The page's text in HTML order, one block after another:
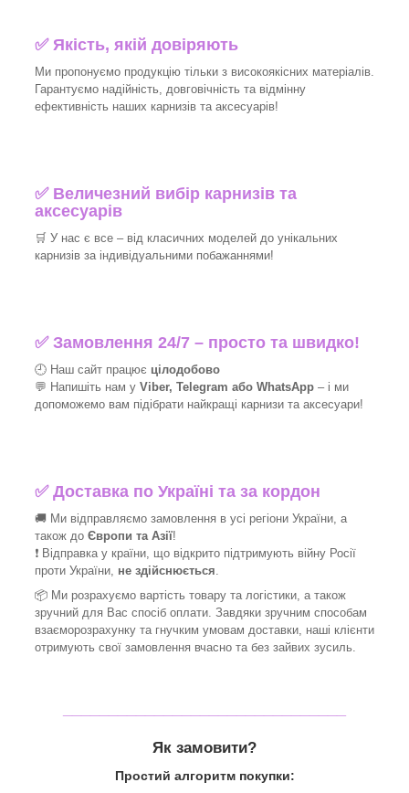
✅Якість, якій довіряють
Ми пропонуємо продукцію тільки з високоякісних матеріалів.
Гарантуємо надійність, довговічність та відмінну
ефективність наших карнизів та аксесуарів!​
✅ Величезний вибір карнизів та
аксесуарів
🛒 У нас є все – від класичних моделей до унікальних
карнизів за індивідуальними побажаннями!​
✅Замовлення 24/7 – просто та швидко!
🕘 Наш сайт працює цілодобово
💬 Напишіть нам у Viber, Telegram або WhatsApp – і ми
допоможемо вам підібрати найкращі карнизи та аксесуари!
✅Доставка по Україні та за кордон
🚚 Ми відправляємо замовлення в усі регіони України, а
також до Європи та Азії!
❗ Відправка у країни, що відкрито підтримують війну Росії
проти України, не здійснюється.
📦 Ми розрахуємо вартість товару та логістики, а також
зручний для Вас спосіб оплати. Завдяки зручним способам
взаєморозрахунку та гнучким умовам доставки, наші клієнти
отримують свої замовлення вчасно та без зайвих зусиль.
Як замовити?
Простий алгоритм покупки: